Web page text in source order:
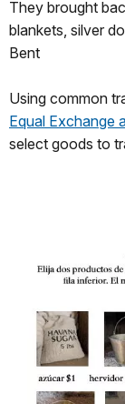
They brought
blankets, silver
Bent
Using common
Equal Exchange
select goods to